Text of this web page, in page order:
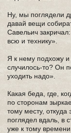
Ну, мы поглядели
давай вещи
Савельич
всю и технику».
Я к нему подхожу
случилось-то? Он
уходить надо».
Какая беда, где,
по сторонам
тому месту, откуда
поглядел вдаль, в
уже к тому